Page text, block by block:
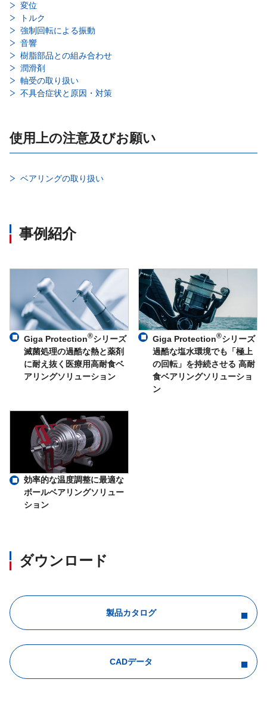
変位
トルク
強制回転による振動
音響
樹脂部品との組み合わせ
潤滑剤
軸受の取り扱い
不具合症状と原因・対策
使用上の注意及びお願い
ベアリングの取り扱い
事例紹介
Giga Protection®シリーズ
滅菌処理の過酷な熱と薬剤
に耐え抜く医療用高耐食ベ
アリングソリューション
Giga Protection®シリーズ
過酷な塩水環境でも「極上
の回転」を持続させる 高耐
食ベアリングソリューショ
ン
効率的な温度調整に最適な
ボールベアリングソリュー
ション
ダウンロード
製品カタログ
CADデータ